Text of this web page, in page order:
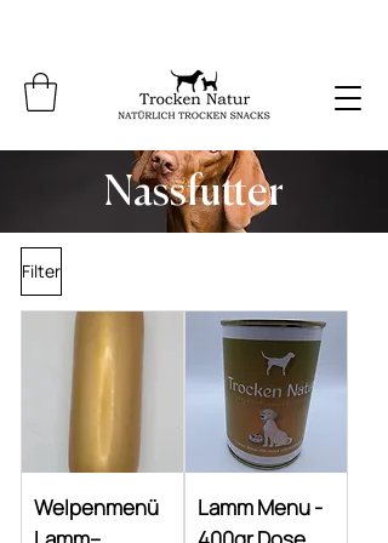
Nassfutter
Filter
Welpenmenü
Lamm Menu -